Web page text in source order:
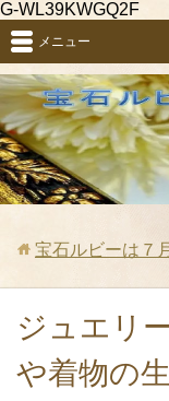
G-WL39KWGQ2F
メニュー
宝石ルビーは７
ジュエリ
や着物の